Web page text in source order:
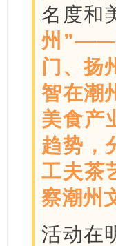
名度和
州”——
门、扬
智在潮
美食产
趋势，
工夫茶
察潮州
活动在